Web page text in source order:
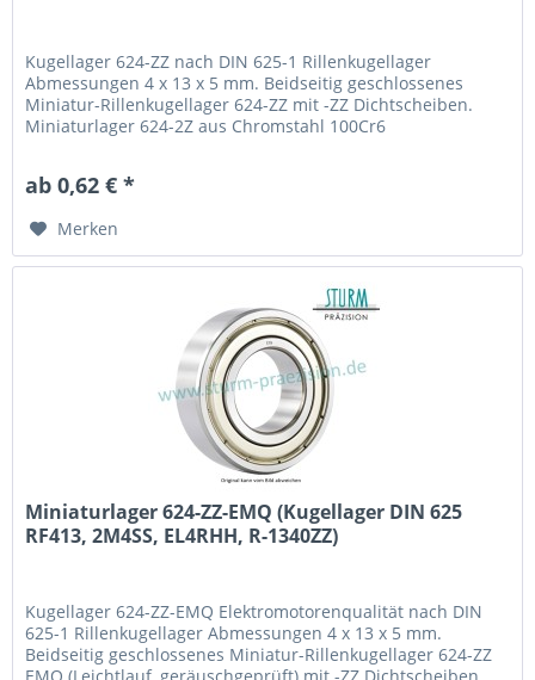
Kugellager 624-ZZ nach DIN 625-1 Rillenkugellager
Abmessungen 4 x 13 x 5 mm. Beidseitig geschlossenes
Miniatur-Rillenkugellager 624-ZZ mit -ZZ Dichtscheiben.
Miniaturlager 624-2Z aus Chromstahl 100Cr6
2M4SS, EL4RHH, R-1340ZZ, 624 2Z
ab 0,62 € *
Merken
Miniaturlager 624-ZZ-EMQ (Kugellager DIN 625
RF413, 2M4SS, EL4RHH, R-1340ZZ)
Kugellager 624-ZZ-EMQ Elektromotorenqualität nach DIN
625-1 Rillenkugellager Abmessungen 4 x 13 x 5 mm.
Beidseitig geschlossenes Miniatur-Rillenkugellager 624-ZZ